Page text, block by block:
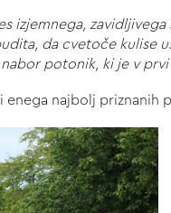
da cvetoče kulise
potonik, ki je v
najbolj priznanih